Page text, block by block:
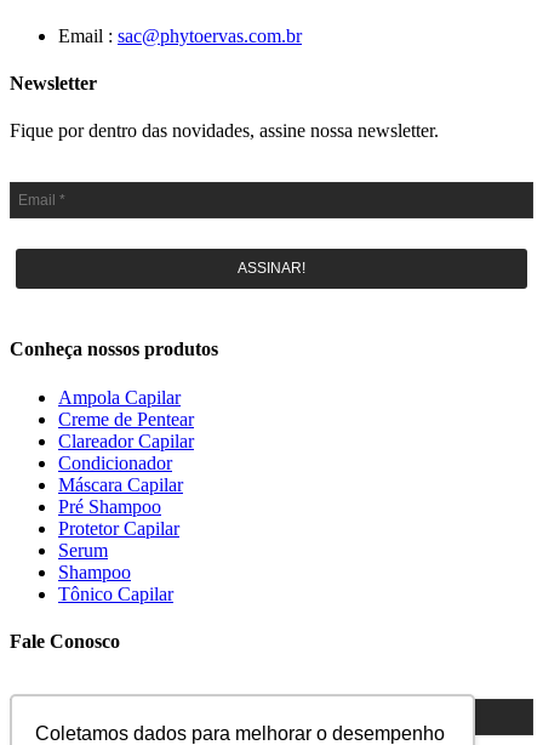
Coletamos dados para melhorar o desempenho
Email : sac@phytoervas.com.br
Newsletter
Fique por dentro das novidades, assine nossa newsletter.
ASSINAR!
Conheça nossos produtos
Ampola Capilar
Creme de Pentear
Clareador Capilar
Condicionador
Máscara Capilar
Pré Shampoo
Protetor Capilar
Serum
Shampoo
Tônico Capilar
Fale Conosco